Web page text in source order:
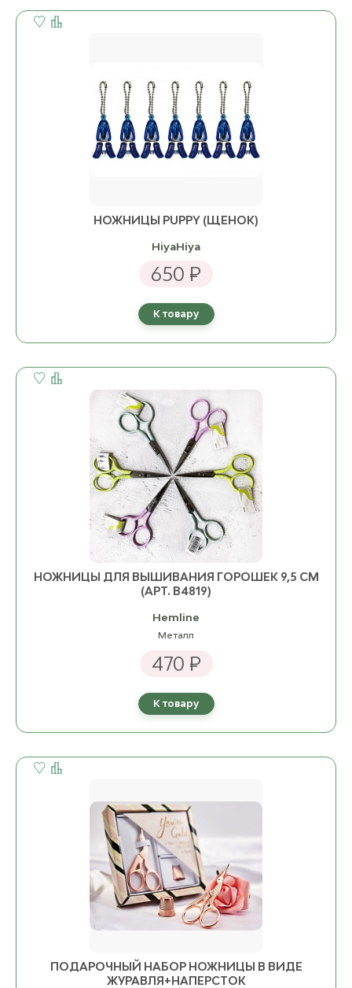
НОЖНИЦЫ PUPPY (ЩЕНОК)
HiyaHiya
650 ₽
К товару
НОЖНИЦЫ ДЛЯ ВЫШИВАНИЯ ГОРОШЕК 9,5 СМ
(АРТ. B4819)
Hemline
Металл
470 ₽
К товару
ПОДАРОЧНЫЙ НАБОР НОЖНИЦЫ В ВИДЕ
ЖУРАВЛЯ+НАПЕРСТОК